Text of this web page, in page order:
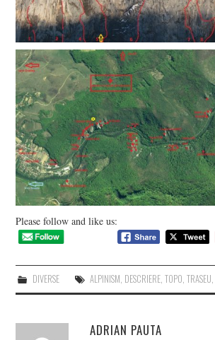
Please follow and like us:
DIVERSE ALPINISM, DESCRIERE, TOPO, TRASEU,
ADRIAN PAUTA